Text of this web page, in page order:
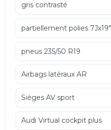
gris contrasté
partiellement polies 7Jx19"
pneus 235/50 R19
Airbags latéraux AR
Sièges AV sport
Audi Virtual cockpit plus